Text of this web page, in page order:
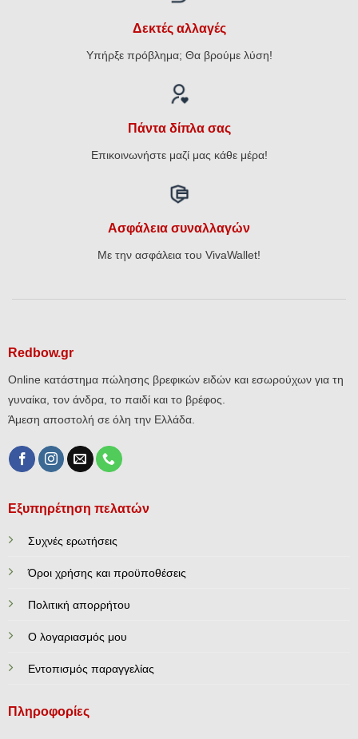
Δεκτές αλλαγές
Υπήρξε πρόβλημα; Θα βρούμε λύση!
Πάντα δίπλα σας
Επικοινωνήστε μαζί μας κάθε μέρα!
Ασφάλεια συναλλαγών
Με την ασφάλεια του VivaWallet!
Redbow.gr
Online κατάστημα πώλησης βρεφικών ειδών και εσωρούχων για τη
γυναίκα, τον άνδρα, το παιδί και το βρέφος.
Άμεση αποστολή σε όλη την Ελλάδα.
Εξυπηρέτηση πελατών
Συχνές ερωτήσεις
Όροι χρήσης και προϋποθέσεις
Πολιτική απορρήτου
Ο λογαριασμός μου
Εντοπισμός παραγγελίας
Πληροφορίες